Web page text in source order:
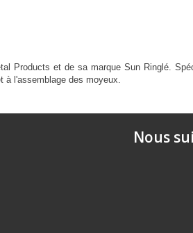
Products et de sa marque Sun Ringlé.
à l'assemblage des moyeux.
Nous